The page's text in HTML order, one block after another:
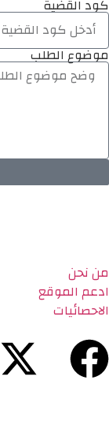
كود القضية
موضوع الطلب
من نحن
ادعم الموقع
الاحصائيات